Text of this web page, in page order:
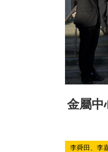
金屬
李舜田、李